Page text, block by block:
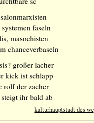
faseln
masochisten
chanceverbaseln
großer lacher
kick ist schlapp
rolf der zacher
ihr bald ab
kulturhauptstadt des